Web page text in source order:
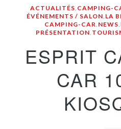
ACTUALITÉS, CAMPING-
ÉVÉNEMENTS / SALON, LA
CAMPING-CAR, NEWS,
PRÉSENTATION,
ESPRIT
CAR